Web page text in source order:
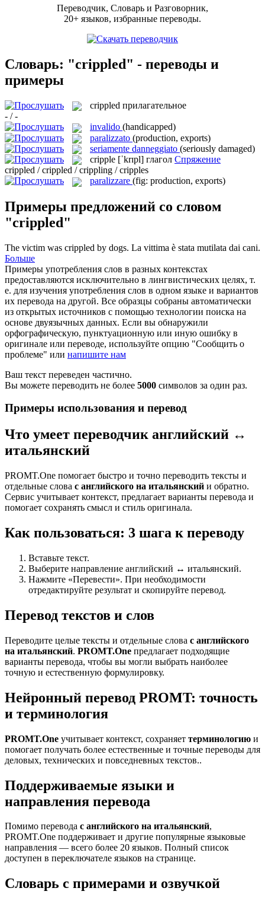
Переводчик, Словарь и Разговорник,
20+ языков, избранные переводы.
Словарь: "crippled" - переводы и
примеры
crippled прилагательное
- / -
invalido (handicapped)
paralizzato (production, exports)
seriamente danneggiato (seriously damaged)
cripple [ˈkrɪpl] глагол Спряжение
crippled / crippled / crippling / cripples
paralizzare (fig: production, exports)
Примеры предложений со словом
"crippled"
The victim was crippled by dogs. La vittima è stata mutilata dai cani.
Больше
Примеры употребления слов в разных контекстах
предоставляются исключительно в лингвистических целях, т.
е. для изучения употребления слов в одном языке и вариантов
их перевода на другой. Все образцы собраны автоматически
из открытых источников с помощью технологии поиска на
основе двуязычных данных. Если вы обнаружили
орфографическую, пунктуационную или иную ошибку в
оригинале или переводе, используйте опцию "Сообщить о
проблеме" или напишите нам
Ваш текст переведен частично.
Вы можете переводить не более 5000 символов за один раз.
Примеры использования и перевод
Что умеет переводчик английский ↔
итальянский
PROMT.One помогает быстро и точно переводить тексты и
отдельные слова с английского на итальянский и обратно.
Сервис учитывает контекст, предлагает варианты перевода и
помогает сохранять смысл и стиль оригинала.
Как пользоваться: 3 шага к переводу
Вставьте текст.
Выберите направление английский ↔ итальянский.
Нажмите «Перевести». При необходимости
отредактируйте результат и скопируйте перевод.
Перевод текстов и слов
Переводите целые тексты и отдельные слова с английского
на итальянский. PROMT.One предлагает подходящие
варианты перевода, чтобы вы могли выбрать наиболее
точную и естественную формулировку.
Нейронный перевод PROMT: точность
и терминология
PROMT.One учитывает контекст, сохраняет терминологию и
помогает получать более естественные и точные переводы для
деловых, технических и повседневных текстов..
Поддерживаемые языки и
направления перевода
Помимо перевода с английского на итальянский,
PROMT.One поддерживает и другие популярные языковые
направления — всего более 20 языков. Полный список
доступен в переключателе языков на странице.
Словарь с примерами и озвучкой